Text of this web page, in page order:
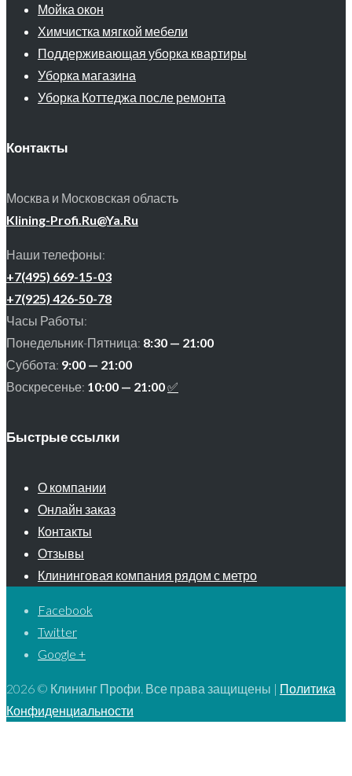
Мойка окон
Химчистка мягкой мебели
Поддерживающая уборка квартиры
Уборка магазина
Уборка Коттеджа после ремонта
Контакты
Москва и Московская область
Klining-Profi.Ru@Ya.Ru
Наши телефоны:
+7(495) 669-15-03
+7(925) 426-50-78
Часы Работы:
Понедельник-Пятница: 8:30 — 21:00
Суббота: 9:00 — 21:00
Воскресенье: 10:00 — 21:00✅
Быстрые ссылки
О компании
Онлайн заказ
Контакты
Отзывы
Клининговая компания рядом с метро
Facebook
Twitter
Google +
2026 © Клининг Профи. Все права защищены | Политика
Конфиденциальности